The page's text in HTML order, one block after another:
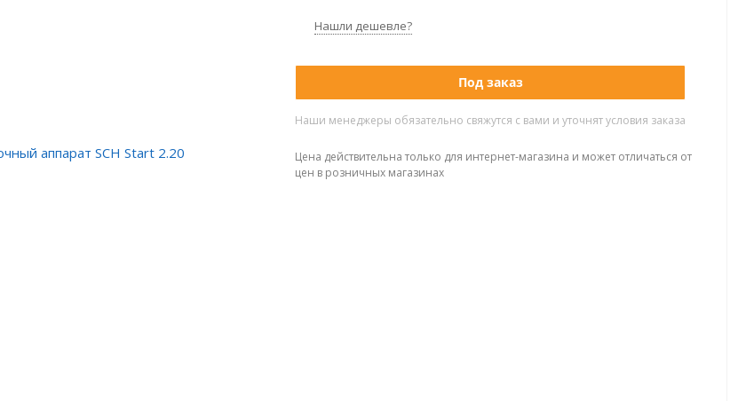
Нашли дешевле?
Под заказ
Наши менеджеры обязательно свяжутся с вами и уточнят условия заказа
Цена действительна только для интернет-магазина и может отличаться от
цен в розничных магазинах